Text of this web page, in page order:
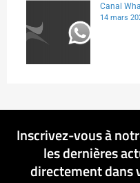
Canal
14 mars
Inscrivez-vous à
les dernières
directement dans